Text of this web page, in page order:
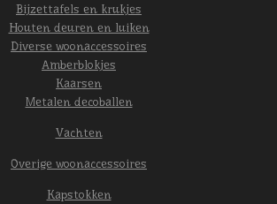
Bijzettafels en krukjes
Houten deuren en luiken
Diverse woonaccessoires
Amberblokjes
Kaarsen
Metalen decoballen
Vachten
Overige woonaccessoires
Kapstokken